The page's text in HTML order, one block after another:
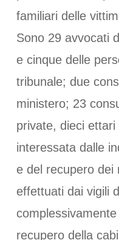
familiari delle
Sono 29 avvocati
e cinque delle
tribunale; due
ministero; 23
private, dieci ettari
interessata dalle
e del recupero dei
effettuati dai vigili
recupero della